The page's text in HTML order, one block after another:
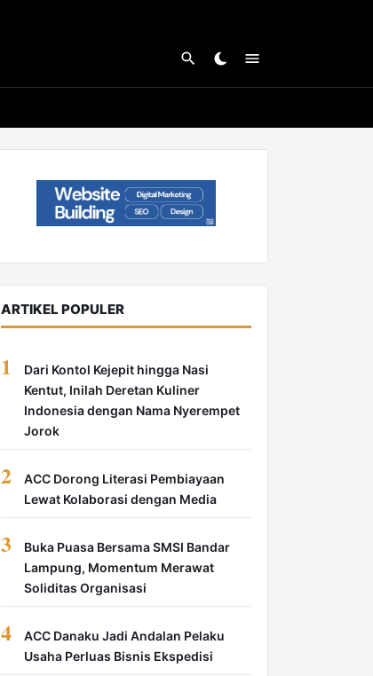
ARTIKEL POPULER
1
Dari Kontol Kejepit hingga Nasi
Kentut, Inilah Deretan Kuliner
Indonesia dengan Nama Nyerempet
Jorok
2
ACC Dorong Literasi Pembiayaan
Lewat Kolaborasi dengan Media
3
Buka Puasa Bersama SMSI Bandar
Lampung, Momentum Merawat
Soliditas Organisasi
4
ACC Danaku Jadi Andalan Pelaku
Usaha Perluas Bisnis Ekspedisi